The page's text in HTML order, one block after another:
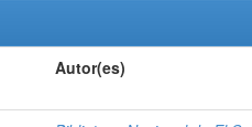
Autor(es)